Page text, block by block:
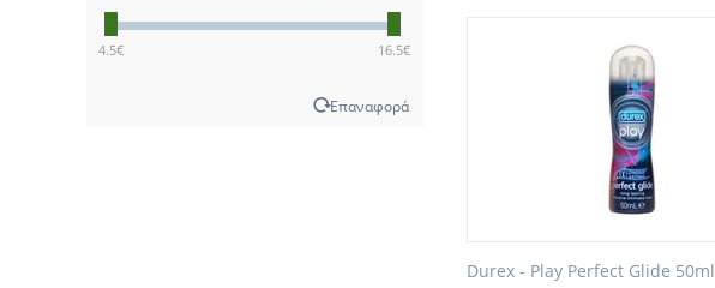
4.5€ 16.5€
Επαναφορά
Durex - Play Perfect Glide 50ml